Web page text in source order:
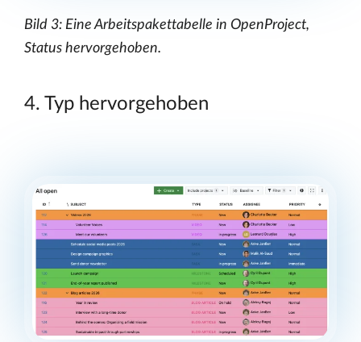
Bild 3: Eine Arbeitspakettabelle in OpenProject,
Status hervorgehoben.
4. Typ hervorgehoben